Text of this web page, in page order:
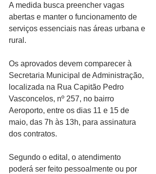
A medida busca preencher vagas
abertas e manter o funcionamento de
serviços essenciais nas áreas urbana e
rural.
Os aprovados devem comparecer à
Secretaria Municipal de Administração,
localizada na Rua Capitão Pedro
Vasconcelos, nº 257, no bairro
Aeroporto, entre os dias 11 e 15 de
maio, das 7h às 13h, para assinatura
dos contratos.
Segundo o edital, o atendimento
poderá ser feito pessoalmente ou por